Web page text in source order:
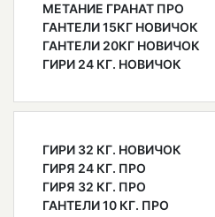
МЕТАНИЕ ГРАНАТ ПРО
ГАНТЕЛИ 15КГ НОВИЧОК
ГАНТЕЛИ 20КГ НОВИЧОК
ГИРИ 24 КГ. НОВИЧОК
ГИРИ 32 КГ. НОВИЧОК
ГИРЯ 24 КГ. ПРО
ГИРЯ 32 КГ. ПРО
ГАНТЕЛИ 10 КГ. ПРО